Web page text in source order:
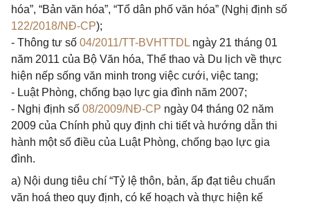
hóa”, “Bản văn hóa”, “Tổ dân phố văn hóa” (Nghị định số
122/2018/NĐ-CP);
- Thông tư số 04/2011/TT-BVHTTDL ngày 21 tháng 01
năm 2011 của Bộ Văn hóa, Thể thao và Du lịch về thực
hiện nếp sống văn minh trong việc cưới, việc tang;
- Luật Phòng, chống bạo lực gia đình năm 2007;
- Nghị định số 08/2009/NĐ-CP ngày 04 tháng 02 năm
2009 của Chính phủ quy định chi tiết và hướng dẫn thi
hành một số điều của Luật Phòng, chống bạo lực gia
đình.
a) Nội dung tiêu chí “Tỷ lệ thôn, bản, ấp đạt tiêu chuẩn
văn hoá theo quy định, có kế hoạch và thực hiện kế